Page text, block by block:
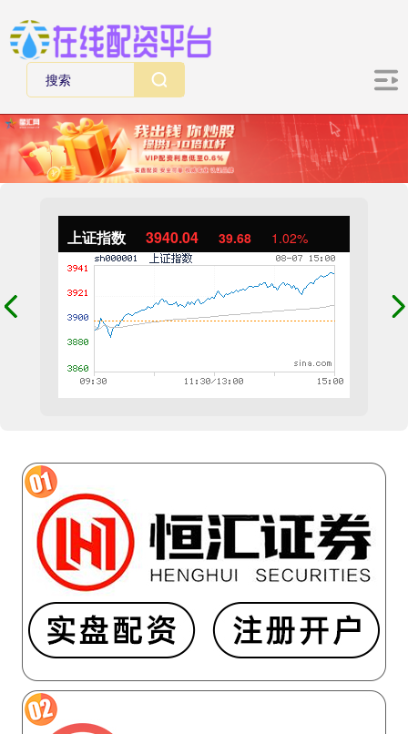
上证指数 3940.04 39.68 1.02%